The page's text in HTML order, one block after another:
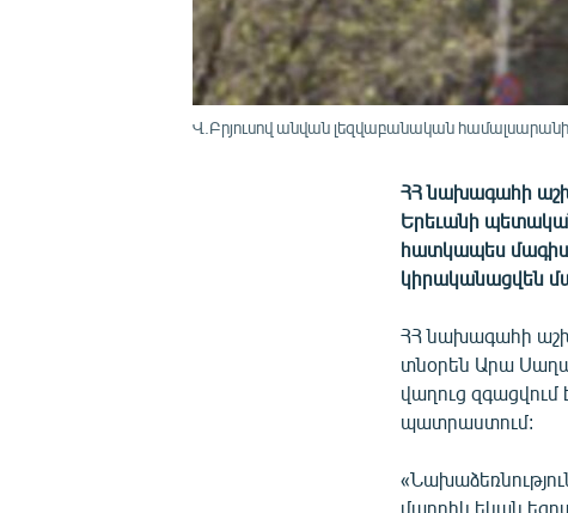
Վ.Բրյուսով անվան լեզվաբանական համալսարանի
ՀՀ նախագահի
Երեւանի
հատկապես
կիրականացվեն
ՀՀ նախագահի
տնօրեն Արա
վաղուց
պատրաստում:
մարդիկ եկան